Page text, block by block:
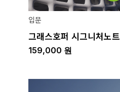
입문
그래스호퍼 시그니처노트
159,000 원